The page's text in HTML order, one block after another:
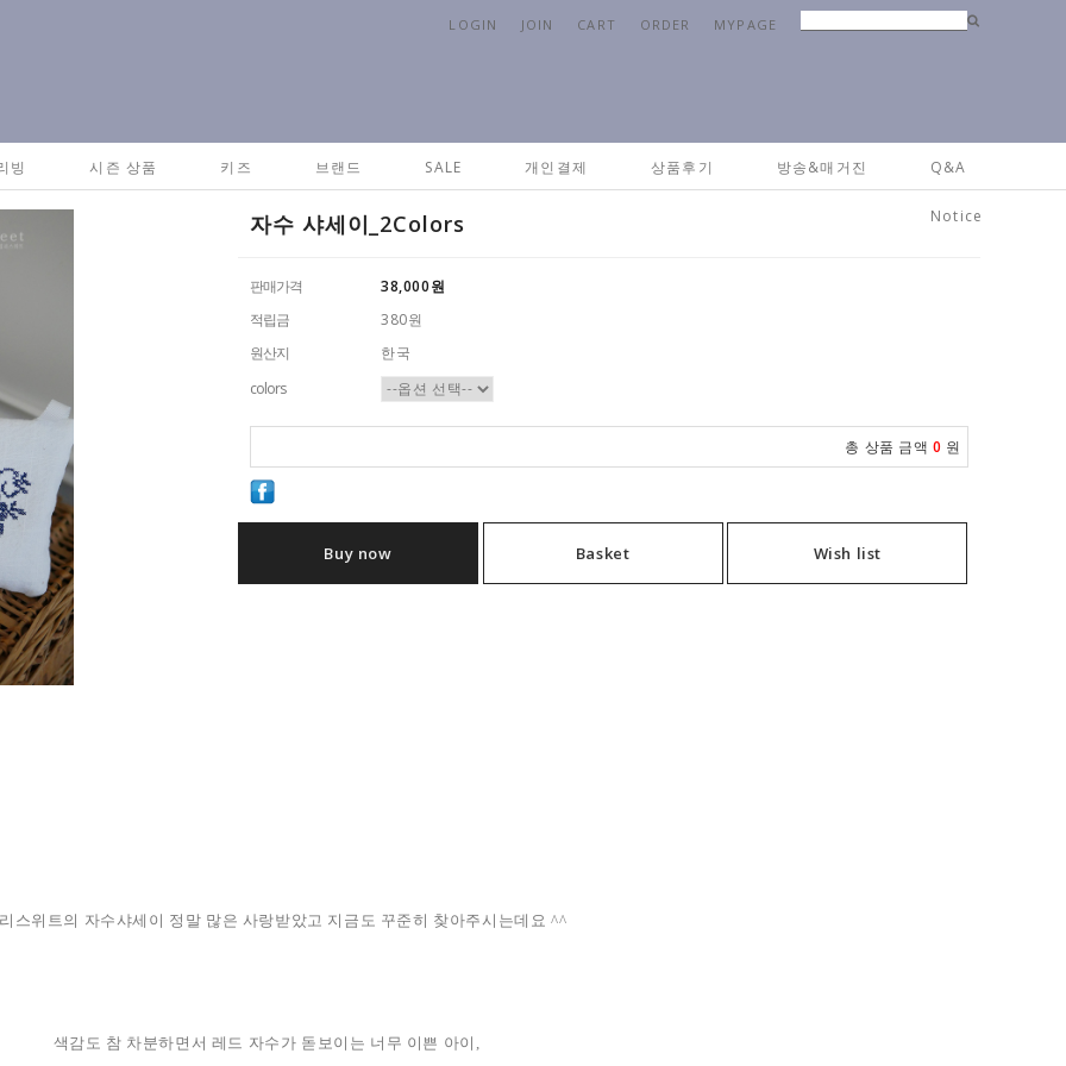
LOGIN JOIN CART ORDER MYPAGE
빙 시즌 상품 키즈 브랜드 SALE 개인결제 상품후기 방송&매거진 Q&A
Notice
자수 샤세이_2Colors
판매가격 38,000원
적립금
380원
원산지
한국
colors
총 상품 금액 0 원
Buy now Basket Wish list
스위트의 자수샤세이 정말 많은 사랑받았고 지금도 꾸준히 찾아주시는데요 ^^
색감도 참 차분하면서 레드 자수가 돋보이는 너무 이쁜 아이,